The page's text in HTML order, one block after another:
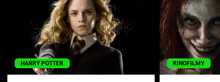
HARRY POTTER KINOFILMY